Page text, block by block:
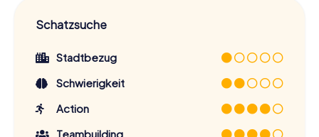
Schatzsuche
Stadtbezug
Schwierigkeit
Action
Teambuilding